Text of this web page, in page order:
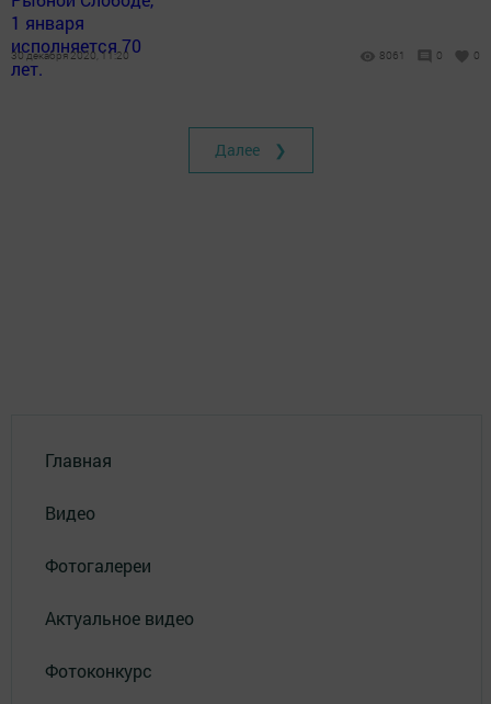
30 декабря 2020, 11:20 8061 0 0
Далее ❯
Главная
Видео
Фотогалереи
Актуальное видео
Фотоконкурс